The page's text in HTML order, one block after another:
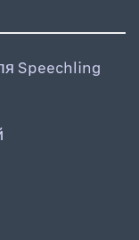
Speechling